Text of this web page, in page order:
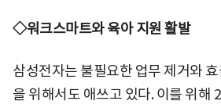
◇워크스마트와 육아 지원 활발
삼성전자는 불필요한 업무 제거와
을 위해서도 애쓰고 있다. 이를 위해